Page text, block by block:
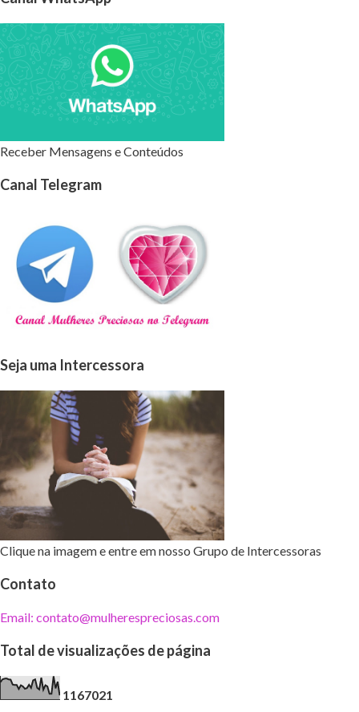
Receber Mensagens e Conteúdos
Canal Telegram
Seja uma Intercessora
Clique na imagem e entre em nosso Grupo de Intercessoras
Contato
Email: contato@mulherespreciosas.com
Total de visualizações de página
1167021